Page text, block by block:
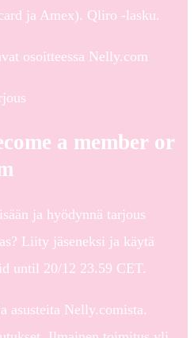
ja Amex). Qliro -lasku.
osoitteessa Nelly.com
a member or
ja hyödynnä tarjous
Liity jäseneksi ja käytä
until 20/12 23.59 CET.
asusteita Nelly.comista.